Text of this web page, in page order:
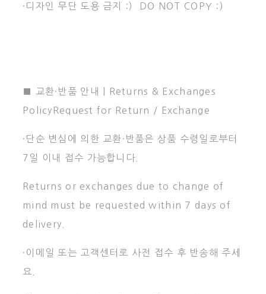
·디자인 무단 도용 금지 :) DO NOT COPY :)
■ 교환·반품 안내 | Returns & Exchanges
PolicyRequest for Return / Exchange
·단순 변심에 의한 교환·반품은 상품 수령일로부터
7일 이내 접수 가능합니다.
Returns or exchanges due to change of
mind must be requested within 7 days of
delivery.
·이메일 또는 고객센터로 사전 접수 후 반송해 주세
요.